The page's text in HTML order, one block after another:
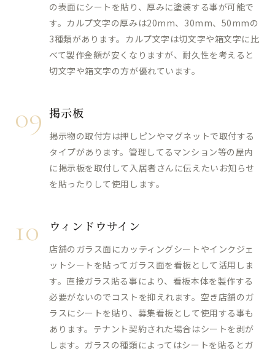
の表面にシートを貼り、厚みに塗装する事が可能で
す。カルプ文字の厚みは20mm、30mm、50mmの
3種類があります。カルプ文字は切文字や箱文字に比
べて製作金額が安くなりますが、耐久性を考えると
切文字や箱文字の方が優れています。
09 掲示板
掲示物の取付方は押しピンやマグネットで取付する
タイプがあります。管理してるマンション等の屋内
に掲示板を取付して入居者さんに伝えたいお知らせ
を貼ったりして使用します。
10 ウィンドウサイン
店舗のガラス面にカッティングシートやインクジェ
ットシートを貼ってガラス面を看板として活用しま
す。直接ガラス貼る事により、看板本体を製作する
必要がないのでコストを抑えれます。空き店舗のガ
ラスにシートを貼り、募集看板として使用する事も
あります。テナント契約された場合はシートを剥が
します。ガラスの種類によってはシートを貼るとガ